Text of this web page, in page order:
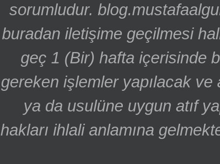
sorumludur.
buradan iletişime geçilmesi
geç 1 (Bir) hafta içerisinde
gereken işlemler yapılacak ve
ya da usulüne uygun atıf
hakları ihlali anlamına